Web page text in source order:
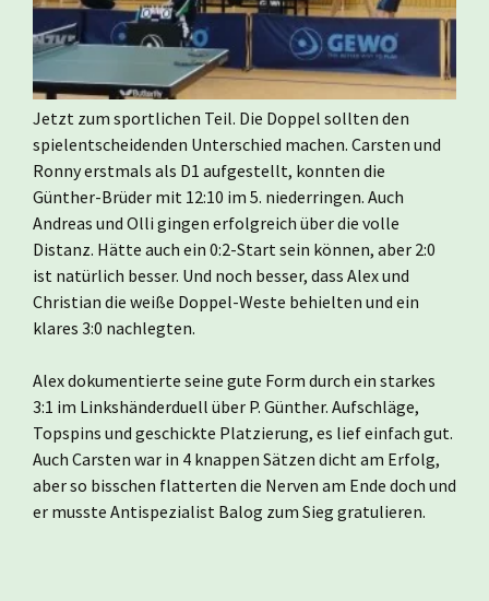
Jetzt zum sportlichen Teil. Die Doppel sollten den
spielentscheidenden Unterschied machen. Carsten und
Ronny erstmals als D1 aufgestellt, konnten die
Günther-Brüder mit 12:10 im 5. niederringen. Auch
Andreas und Olli gingen erfolgreich über die volle
Distanz. Hätte auch ein 0:2-Start sein können, aber 2:0
ist natürlich besser. Und noch besser, dass Alex und
Christian die weiße Doppel-Weste behielten und ein
klares 3:0 nachlegten.
Alex dokumentierte seine gute Form durch ein starkes
3:1 im Linkshänderduell über P. Günther. Aufschläge,
Topspins und geschickte Platzierung, es lief einfach gut.
Auch Carsten war in 4 knappen Sätzen dicht am Erfolg,
aber so bisschen flatterten die Nerven am Ende doch und
er musste Antispezialist Balog zum Sieg gratulieren.